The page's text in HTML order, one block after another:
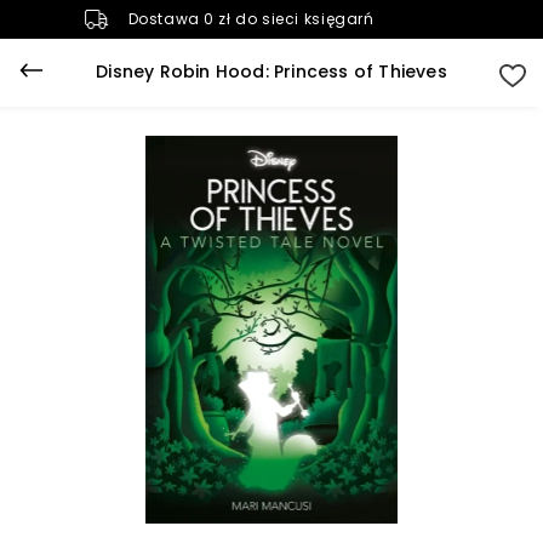
Dostawa 0 zł do sieci księgarń
Disney Robin Hood: Princess of Thieves